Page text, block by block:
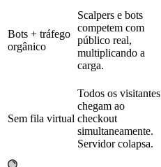
Bots + tráfego
orgânico
Scalpers e bots
competem com
público real,
multiplicando a
carga.
Sem fila virtual
Todos os visitantes
chegam ao
checkout
simultaneamente.
Servidor colapsa.